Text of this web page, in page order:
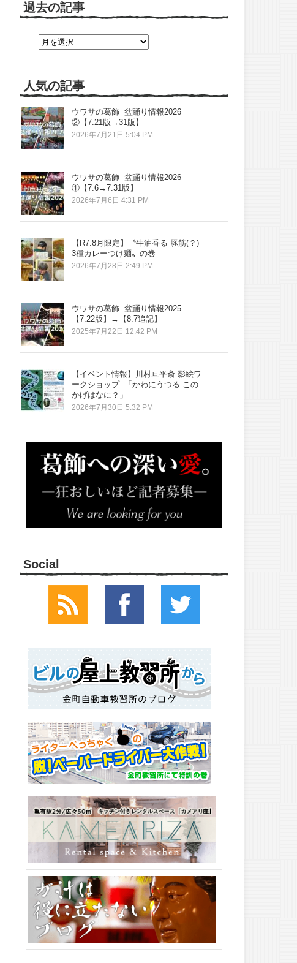
過去の記事
人気の記事
ウワサの葛飾 盆踊り情報2026
②【7.21版→31版】
2026年7月21日 5:04 PM
ウワサの葛飾 盆踊り情報2026
①【7.6→7.31版】
2026年7月6日 4:31 PM
【R7.8月限定】〝牛油香る 豚筋(？)
3種カレーつけ麺〟の巻
2026年7月28日 2:49 PM
ウワサの葛飾 盆踊り情報2025
【7.22版】→【8.7追記】
2025年7月22日 12:42 PM
【イベント情報】川村亘平斎 影絵ワ
ークショップ 「かわにうつる この
かげはなに？」
2026年7月30日 5:32 PM
Social